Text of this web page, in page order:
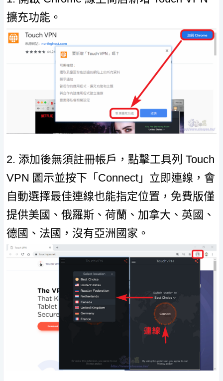
擴充功能。
2. 添加後無須註冊帳戶，點擊工具列 Touch
VPN 圖示並按下「Connect」立即連線，會
自動選擇最佳連線也能指定位置，免費版僅
提供美國、俄羅斯、荷蘭、加拿大、英國、
德國、法國，沒有亞洲國家。